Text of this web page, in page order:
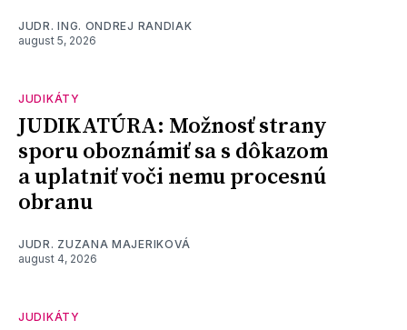
JUDR. ING. ONDREJ RANDIAK
august 5, 2026
JUDIKÁTY
JUDIKATÚRA: Možnosť strany
sporu oboznámiť sa s dôkazom
a uplatniť voči nemu procesnú
obranu
JUDR. ZUZANA MAJERIKOVÁ
august 4, 2026
JUDIKÁTY